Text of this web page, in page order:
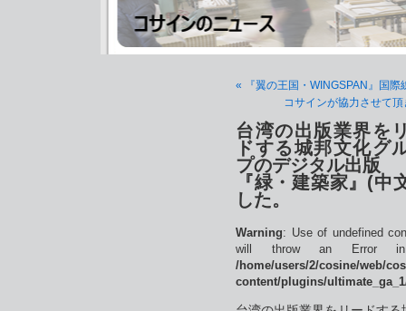
« 『翼の王国・WINGSPAN』国
コサインが協力させて
台湾の出版業界を
ドする城邦文化グ
プのデジタル出版
『緑・建築家』(中
した。
Warning: Use of undefined
will throw an Error
/home/users/2/cosine/web/
content/plugins/